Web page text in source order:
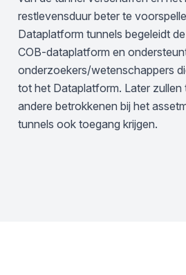
restlevensduur beter te
Dataplatform tunnels begeleidt
COB-dataplatform en
onderzoekers/wetenschappers
tot het Dataplatform. Later zullen
andere betrokkenen bij het
tunnels ook toegang krijgen.